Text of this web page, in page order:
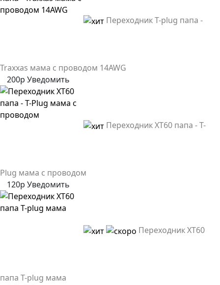
Переходник T-plug папа -
Traxxas мама с проводом 14AWG
200р Уведомить
Переходник XT60 папа - T-
Plug мама с проводом
120р Уведомить
Переходник XT60
папа T-plug мама